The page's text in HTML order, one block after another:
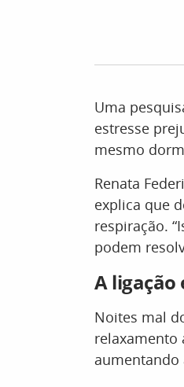
Uma
estresse
mesmo
Renata
explica que
respiração.
podem
A
Noites mal
relaxamento